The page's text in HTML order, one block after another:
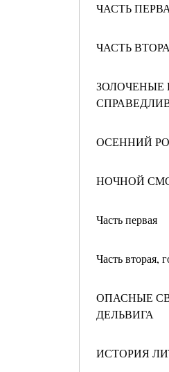
ЧАСТЬ
ЧАСТЬ
ОСЕННИЙ
НОЧНОЙ
Часть первая
Часть вторая,
ОПАСНЫЕ
ДЕЛЬВИГА
ИСТОРИЯ